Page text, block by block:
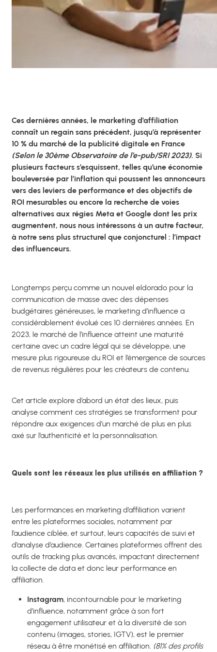
Ces dernières années, le marketing d’affiliation
connaît un regain sans précédent, jusqu’à représenter
10 % du marché de la publicité digitale en France
(Selon le 30ème Observatoire de l’e-pub/SRI 2023). Si
plusieurs facteurs s’esquissent, telles qu’une économie
bouleversée par l’inflation qui poussent les annonceurs
vers des leviers de performance et des objectifs de
ROI mesurables ou encore la recherche de voies
alternatives aux régies Meta et Google dont les prix
augmentent, nous nous intéressons à un autre facteur,
à notre sens plus structurel que conjoncturel : l’impact
des influenceurs.
Longtemps perçu comme un nouvel eldorado pour la
communication de masse avec des dépenses
budgétaires généreuses, le marketing d’influence a
considérablement évolué ces 10 dernières années. En
2023, le marché de l’influence atteint une maturité
certaine avec un cadre légal qui se développe, une
mesure plus rigoureuse du ROI et l’émergence de sources
de revenus régulières pour les créateurs de contenu.
Cet article explore d’abord un état des lieux, puis
analyse comment ces stratégies se transforment pour
répondre aux exigences d’un marché de plus en plus
axé sur l’authenticité et la personnalisation.
Quels sont les réseaux les plus utilisés en affiliation ?
Les performances en marketing d’affiliation varient
entre les plateformes sociales, notamment par
l’audience ciblée, et surtout, leurs capacités de suivi et
d’analyse d’audience. Certaines plateformes offrent des
outils de tracking plus avancés, impactant directement
la collecte de data et donc leur performance en
affiliation.
Instagram, incontournable pour le marketing
d’influence, notamment grâce à son fort
engagement utilisateur et à la diversité de son
contenu (images, stories, IGTV), est le premier
réseau à être monétisé en affiliation. (81% des profils